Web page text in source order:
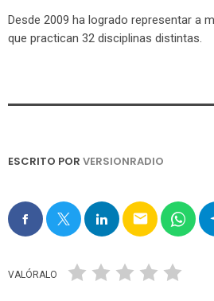
Desde 2009 ha logrado representar a
que practican 32 disciplinas distintas.
ESCRITO POR VERSIONRADIO
email
VALÓRALO